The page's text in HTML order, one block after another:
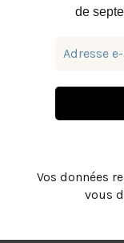
de
Vos données
vous